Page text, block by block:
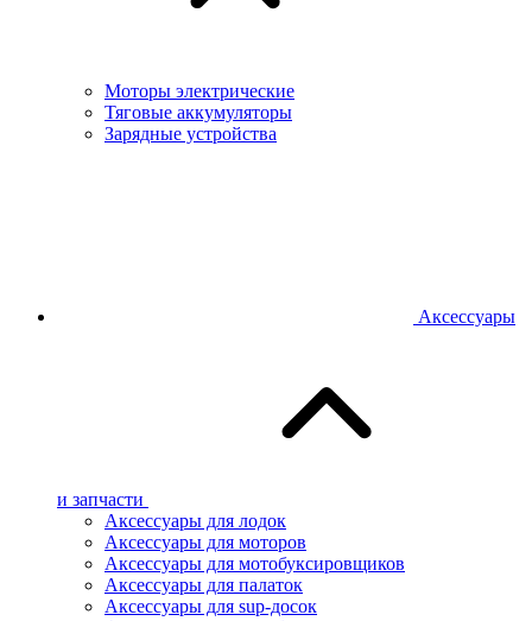
Моторы электрические
Тяговые аккумуляторы
Зарядные устройства
Аксессуары
и запчасти
Аксессуары для лодок
Аксессуары для моторов
Аксессуары для мотобуксировщиков
Аксессуары для палаток
Аксессуары для sup-досок